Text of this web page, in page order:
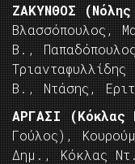
ΖΑΚΥΝΘΟΣ
Βλασσόπουλος,
Β.,
Β., Ντάσης,
ΑΡΓΑΣΙ (Κόκλας
Γούλος),
Δημ., Κόκλας